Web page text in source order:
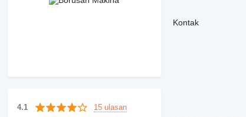
4.1 15 ulasan
Kontak